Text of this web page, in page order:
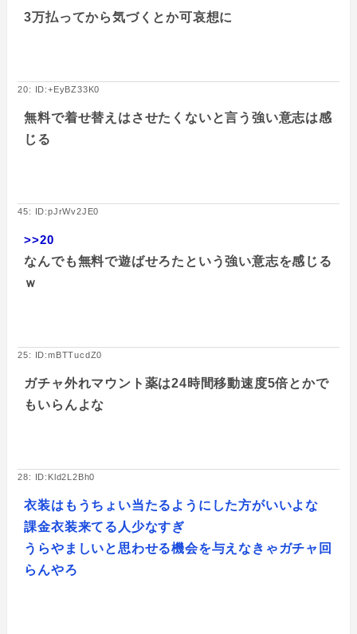
3万払ってから気づくとか可哀想に
20: ID:+EyBZ33K0
無料で着せ替えはさせたくないと言う強い意志は感
じる
45: ID:pJrWv2JE0
>>20
なんでも無料で遊ばせろたという強い意志を感じる
ｗ
25: ID:mBTTucdZ0
ガチャ外れマウント薬は24時間移動速度5倍とかで
もいらんよな
28: ID:Kld2L2Bh0
衣装はもうちょい当たるようにした方がいいよな
課金衣装来てる人少なすぎ
うらやましいと思わせる機会を与えなきゃガチャ回
らんやろ